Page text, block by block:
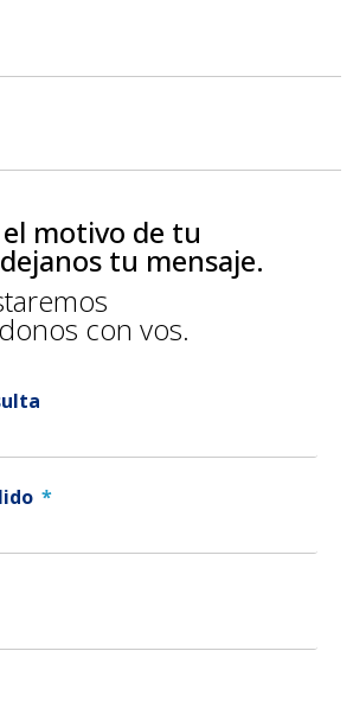
motivo de tu
tu mensaje.
con vos.